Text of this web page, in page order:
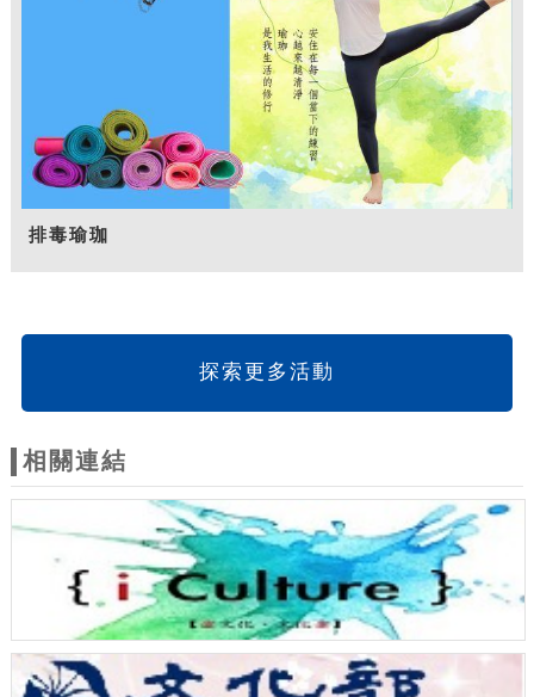
排毒瑜珈
探索更多活動
相關連結